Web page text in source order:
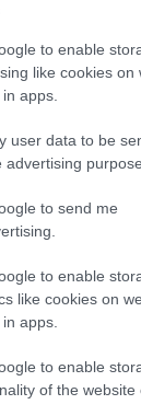
to enable
like cookies on
apps.
user data to be
to send me
to enable
like cookies on
apps.
to enable
of the website
άμεσα με
στο